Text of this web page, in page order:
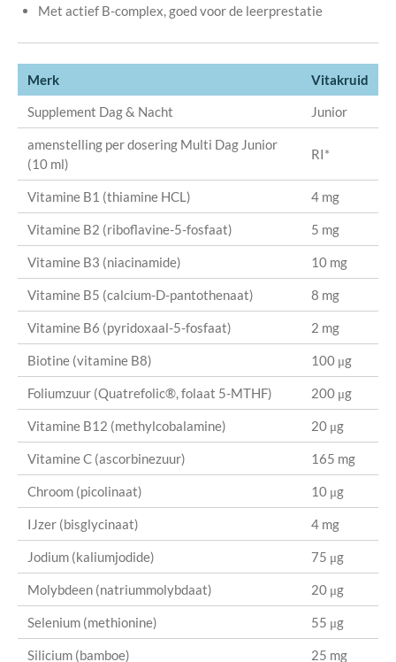
Met actief B-complex, goed voor de leerprestatie
Merk
Vitakruid
Supplement Dag & Nacht
Junior
amenstelling per dosering Multi Dag Junior
(10 ml)
RI*
Vitamine B1 (thiamine HCL) 4 mg
Vitamine B2 (riboflavine-5-fosfaat) 5 mg
Vitamine B3 (niacinamide) 10 mg
Vitamine B5 (calcium-D-pantothenaat) 8 mg
Vitamine B6 (pyridoxaal-5-fosfaat) 2 mg
Biotine (vitamine B8) 100 μg
Foliumzuur (Quatrefolic®, folaat 5-MTHF) 200 μg
Vitamine B12 (methylcobalamine) 20 μg
Vitamine C (ascorbinezuur) 165 mg
Chroom (picolinaat) 10 μg
IJzer (bisglycinaat) 4 mg
Jodium (kaliumjodide) 75 μg
Molybdeen (natriummolybdaat) 20 μg
Selenium (methionine) 55 μg
Silicium (bamboe) 25 mg